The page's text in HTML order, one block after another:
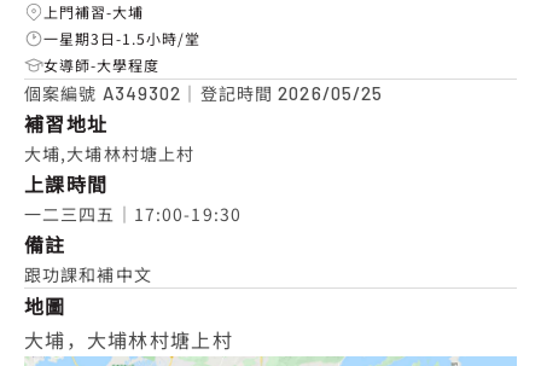
上門補習-大埔
一星期3日-1.5小時/堂
女導師-大學程度
個案編號 A349302 ｜登記時間2026/05/25
補習地址
大埔,大埔林村塘上村
上課時間
一二三四五｜17:00-19:30
備註
跟功課和補中文
地圖
大埔，大埔林村塘上村